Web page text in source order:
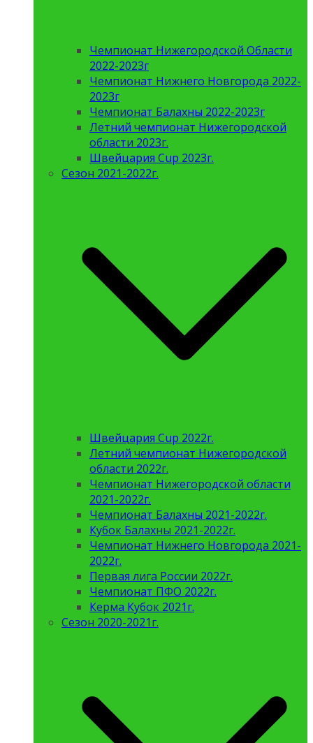
Чемпионат Нижегородской Области
2022-2023г
Чемпионат Нижнего Новгорода 2022-
2023г
Чемпионат Балахны 2022-2023г
Летний чемпионат Нижегородской
области 2023г.
Швейцария Cup 2023г.
Сезон 2021-2022г.
Швейцария Cup 2022г.
Летний чемпионат Нижегородской
области 2022г.
Чемпионат Нижегородской области
2021-2022г.
Чемпионат Балахны 2021-2022г.
Кубок Балахны 2021-2022г.
Чемпионат Нижнего Новгорода 2021-
2022г.
Первая лига России 2022г.
Чемпионат ПФО 2022г.
Керма Кубок 2021г.
Сезон 2020-2021г.